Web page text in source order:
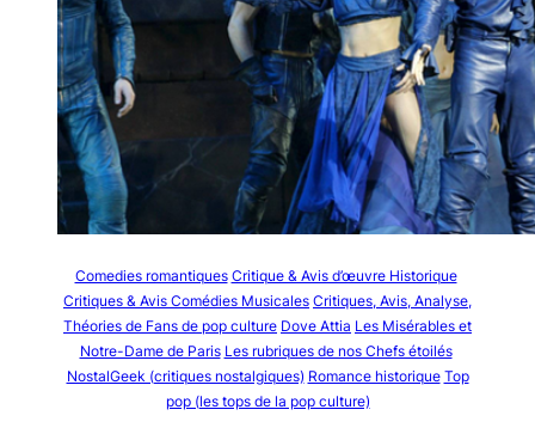
Comedies romantiques Critique & Avis d’œuvre Historique
Critiques & Avis Comédies Musicales Critiques, Avis, Analyse,
Théories de Fans de pop culture Dove Attia Les Misérables et
Notre-Dame de Paris Les rubriques de nos Chefs étoilés
NostalGeek (critiques nostalgiques) Romance historique Top
pop (les tops de la pop culture)